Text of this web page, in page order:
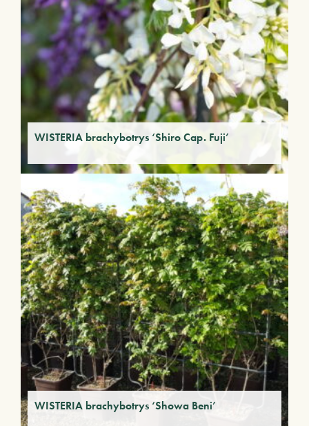
WISTERIA brachybotrys ‘Shiro Cap. Fuji’
WISTERIA brachybotrys ‘Showa Beni’